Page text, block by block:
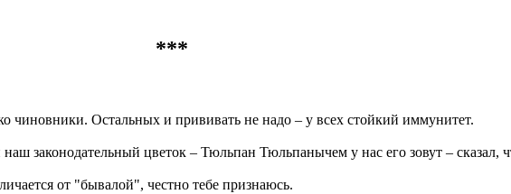
***
чиновники. Остальных и прививать не надо – у всех стойкий иммунитет.
законодательный цветок – Тюльпан Тюльпанычем у нас его зовут – сказал,
от "бывалой", честно тебе признаюсь.